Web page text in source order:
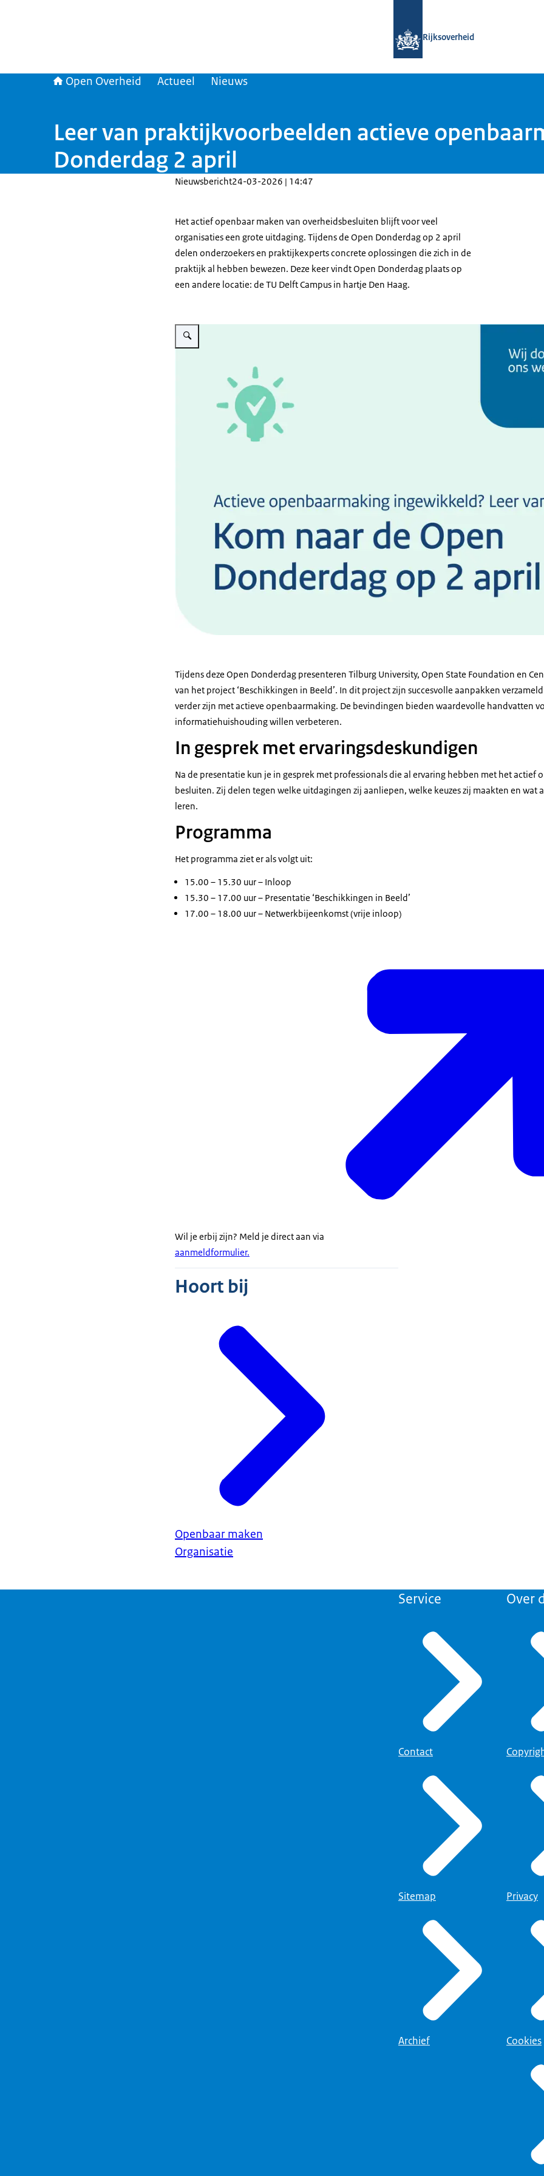
Rijksoverheid
Open Overheid Actueel Nieuws
Leer van praktijkvoorbeelden actieve
Donderdag 2 april
Nieuwsbericht24-03-2026 | 14:47
Het actief openbaar maken van overheidsbesluiten blijft voor veel
organisaties een grote uitdaging. Tijdens de Open Donderdag op 2 april
delen onderzoekers en praktijkexperts concrete oplossingen die zich in de
praktijk al hebben bewezen. Deze keer vindt Open Donderdag plaats op
een andere locatie: de TU Delft Campus in hartje Den Haag.
Vergroot afbeelding Actieve openbaarmaking ingewikkeld? Leer van anderen! Kom naar de Open
Tijdens deze Open Donderdag presenteren Tilburg University, Open State Foundation en
van het project ‘Beschikkingen in Beeld’. In dit project zijn succesvolle aanpakken
verder zijn met actieve openbaarmaking. De bevindingen bieden waardevolle handvatten
informatiehuishouding willen verbeteren.
In gesprek met ervaringsdeskundigen
Na de presentatie kun je in gesprek met professionals die al ervaring hebben met het actief
besluiten. Zij delen tegen welke uitdagingen zij aanliepen, welke keuzes zij maakten en wat
leren.
Programma
Het programma ziet er als volgt uit:
15.00 – 15.30 uur – Inloop
15.30 – 17.00 uur – Presentatie ‘Beschikkingen in Beeld’
17.00 – 18.00 uur – Netwerkbijeenkomst (vrije inloop)
Wil je erbij zijn? Meld je direct aan via
aanmeldformulier.
Hoort bij
Openbaar maken
Organisatie
Service
Contact
Sitemap
Archief
Over
Privacy
Cookies